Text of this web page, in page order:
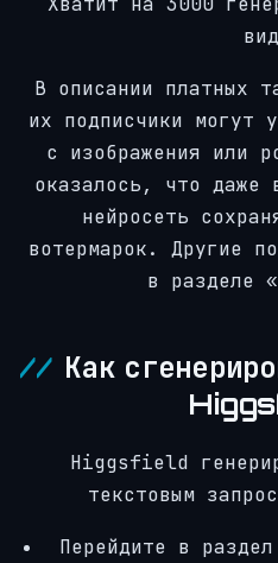
В описании платных
их подписчики могут
с изображения или
оказалось, что даже
нейросеть
вотермарок. Другие
в разделе
Как
Higgsfield
текстовым
Перейдите в